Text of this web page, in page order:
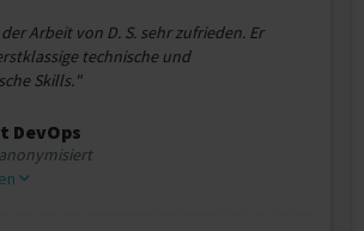
Arbeit von D. S. sehr zufrieden. Er
technische und
Skills."
DevOps